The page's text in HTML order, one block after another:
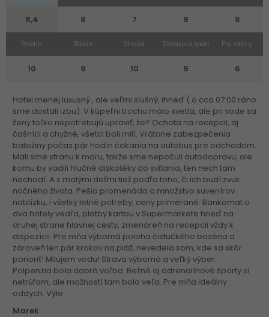
8,4 8 7 9 8
Poloha
10
Bazén
9
Strava
10
Zábava a šport
9
Pre rodiny
6
Hotel menej luxusný , ale veľmi slušný, ihneď ( o cca 07:00 ráno
sme dostali izbu). V kúpeľni trochu málo svetla, ale pri vode sa
ženy toľko nepotrebujú upraviť, že? Ochota na recepcii, aj
čašníci a chyžné, všetci boli milí. Vrátane zabezpečenia
batožiny počas pár hodín čakania na autobus pre odchodom.
Mali sme stranu k moru, takže sme nepočuli autodopravu, ale
komu by vadili hlučné diskotéky do svitania, ten nech tam
nechodí. A s malými deťmi tiež podľa toho, či ich budí zvuk
nočného života. Pešia promenáda a množstvo suvenírov
nablízku, i všetky letné potreby, ceny primerané. Bankomat o
dva hotely vedľa, platby kartou v Supermarkete hneď na
druhej strane hlavnej cesty, zmenáreň na recepcii vždy k
dispozícii. Pre mňa výborná poloha čistučkého bazéna a
zároveň len pár krokov na pláž, nevedela som, kde sa skôr
ponoriť! Milujem vodu! Strava výborná a veľký výber.
Polpenzia bola dobrá voľba. Bežné aj adrenalínové športy si
netrúfam, ale možností tam bolo veľa. Pre mňa ideálny
oddych. Výle
Marek